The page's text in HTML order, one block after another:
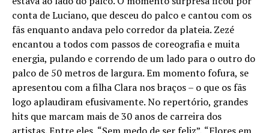
conta de Luciano, que desceu do palco e cantou com os
fãs enquanto andava pelo corredor da plateia. Zezé
encantou a todos com passos de coreografia e muita
energia, pulando e correndo de um lado para o outro do
palco de 50 metros de largura. Em momento fofura, se
apresentou com a filha Clara nos braços – o que os fãs
logo aplaudiram efusivamente. No repertório, grandes
hits que marcam mais de 30 anos de carreira dos